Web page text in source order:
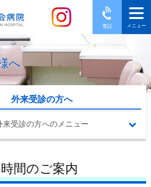
電話 メニュー
へ
間のご案内
外来受診の方へ
来受診の方へのメニュー